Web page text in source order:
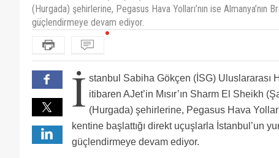
(Hurgada) şehirlerine, Pegasus Hava Yolları’nın ise Almanya’nın
güçlendirmeye devam ediyor.
İ stanbul Sabiha Gökçen (İSG) Uluslararası
itibaren AJet’in Mısır’ın Sharm El Sheikh
(Hurgada) şehirlerine, Pegasus Hava
kentine başlattığı direkt uçuşlarla İstanbul’un yurt
güçlendirmeye devam ediyor.